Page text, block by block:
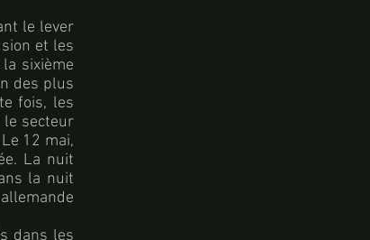
le lever
et les
sixième
des plus
fois, les
secteur
12 mai,
La nuit
la nuit
dans les